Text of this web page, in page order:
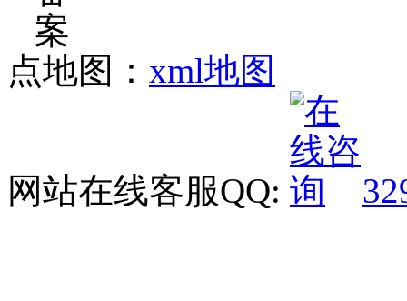
点地图： xml地图
网站在线客服QQ: